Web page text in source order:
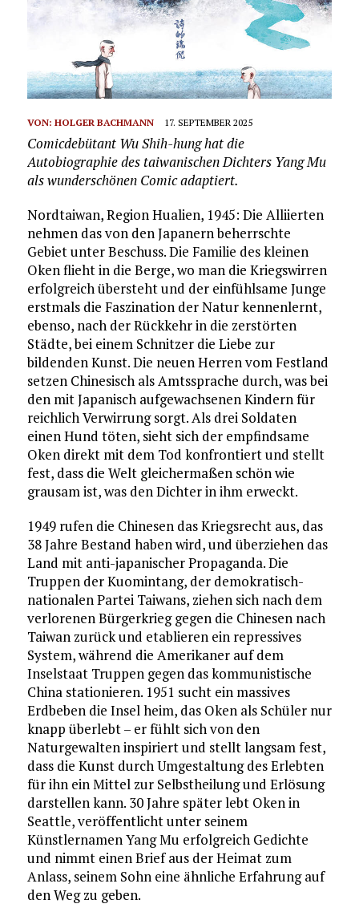
VON: HOLGER BACHMANN 17. SEPTEMBER 2025
Comicdebütant Wu Shih-hung hat die
Autobiographie des taiwanischen Dichters Yang Mu
als wunderschönen Comic adaptiert.
Nordtaiwan, Region Hualien, 1945: Die Alliierten
nehmen das von den Japanern beherrschte
Gebiet unter Beschuss. Die Familie des kleinen
Oken flieht in die Berge, wo man die Kriegswirren
erfolgreich übersteht und der einfühlsame Junge
erstmals die Faszination der Natur kennenlernt,
ebenso, nach der Rückkehr in die zerstörten
Städte, bei einem Schnitzer die Liebe zur
bildenden Kunst. Die neuen Herren vom Festland
setzen Chinesisch als Amtssprache durch, was bei
den mit Japanisch aufgewachsenen Kindern für
reichlich Verwirrung sorgt. Als drei Soldaten
einen Hund töten, sieht sich der empfindsame
Oken direkt mit dem Tod konfrontiert und stellt
fest, dass die Welt gleichermaßen schön wie
grausam ist, was den Dichter in ihm erweckt.
1949 rufen die Chinesen das Kriegsrecht aus, das
38 Jahre Bestand haben wird, und überziehen das
Land mit anti-japanischer Propaganda. Die
Truppen der Kuomintang, der demokratisch-
nationalen Partei Taiwans, ziehen sich nach dem
verlorenen Bürgerkrieg gegen die Chinesen nach
Taiwan zurück und etablieren ein repressives
System, während die Amerikaner auf dem
Inselstaat Truppen gegen das kommunistische
China stationieren. 1951 sucht ein massives
Erdbeben die Insel heim, das Oken als Schüler nur
knapp überlebt – er fühlt sich von den
Naturgewalten inspiriert und stellt langsam fest,
dass die Kunst durch Umgestaltung des Erlebten
für ihn ein Mittel zur Selbstheilung und Erlösung
darstellen kann. 30 Jahre später lebt Oken in
Seattle, veröffentlicht unter seinem
Künstlernamen Yang Mu erfolgreich Gedichte
und nimmt einen Brief aus der Heimat zum
Anlass, seinem Sohn eine ähnliche Erfahrung auf
den Weg zu geben.